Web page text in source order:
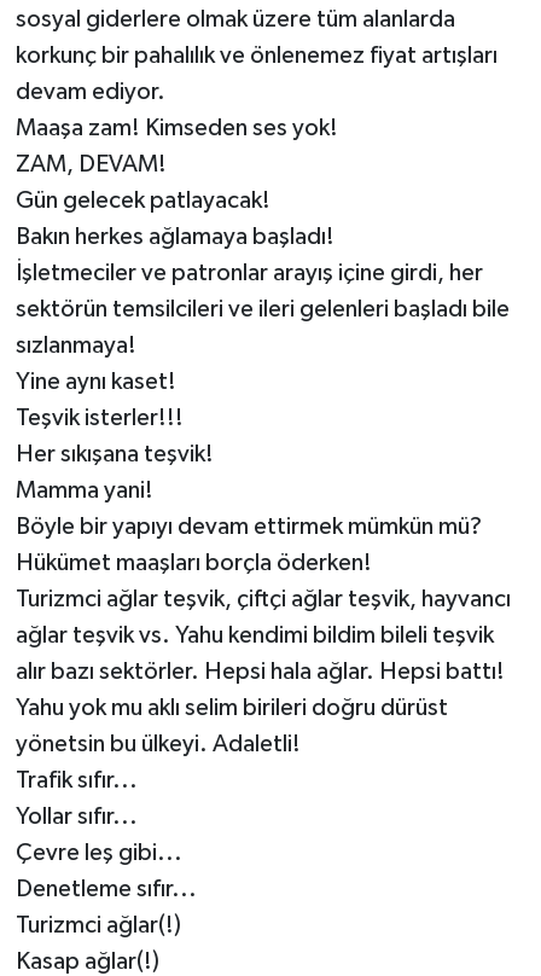
sosyal giderlere olmak üzere tüm alanlarda
korkunç bir pahalılık ve önlenemez fiyat artışları
devam ediyor.
Maaşa zam! Kimseden ses yok!
ZAM, DEVAM!
Gün gelecek patlayacak!
Bakın herkes ağlamaya başladı!
İşletmeciler ve patronlar arayış içine girdi, her
sektörün temsilcileri ve ileri gelenleri başladı bile
sızlanmaya!
Yine aynı kaset!
Teşvik isterler!!!
Her sıkışana teşvik!
Mamma yani!
Böyle bir yapıyı devam ettirmek mümkün mü?
Hükümet maaşları borçla öderken!
Turizmci ağlar teşvik, çiftçi ağlar teşvik, hayvancı
ağlar teşvik vs. Yahu kendimi bildim bileli teşvik
alır bazı sektörler. Hepsi hala ağlar. Hepsi battı!
Yahu yok mu aklı selim birileri doğru dürüst
yönetsin bu ülkeyi. Adaletli!
Trafik sıfır...
Yollar sıfır...
Çevre leş gibi...
Denetleme sıfır...
Turizmci ağlar(!)
Kasap ağlar(!)